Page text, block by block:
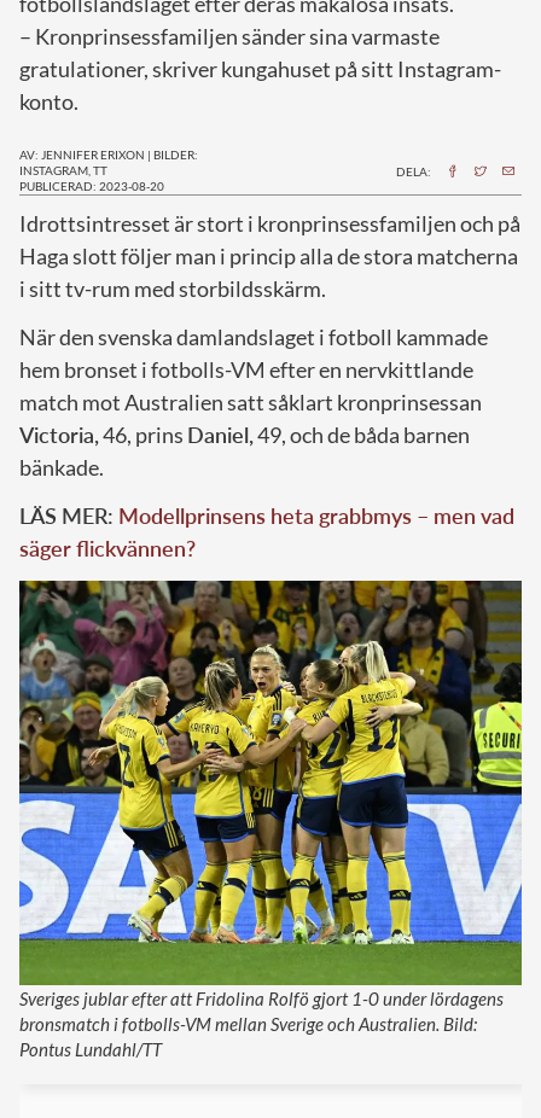
– Kronprinsessfamiljen sänder sina varmaste
gratulationer, skriver kungahuset på sitt Instagram-
konto.
AV: JENNIFER ERIXON | BILDER:
INSTAGRAM, TT
PUBLICERAD: 2023-08-20
DELA:
Idrottsintresset är stort i kronprinsessfamiljen och på
Haga slott följer man i princip alla de stora matcherna
i sitt tv-rum med storbildsskärm.
När den svenska damlandslaget i fotboll kammade
hem bronset i fotbolls-VM efter en nervkittlande
match mot Australien satt såklart kronprinsessan
Victoria,46, prins Daniel,49, och de båda barnen
bänkade.
LÄS MER: Modellprinsens heta grabbmys – men vad
säger flickvännen?
Sveriges jublar efter att Fridolina Rolfö gjort 1-0 under lördagens
bronsmatch i fotbolls-VM mellan Sverige och Australien. Bild:
Pontus Lundahl/TT